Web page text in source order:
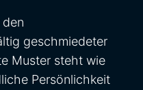
geschmiedeter
Muster steht wie
Persönlichkeit